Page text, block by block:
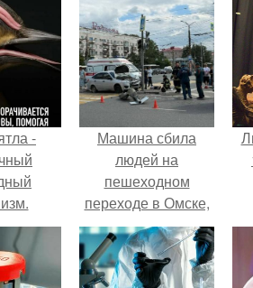
-
Машина сбила
людей на
пешеходном
переходе в Омске,
пострадали 8
человек.